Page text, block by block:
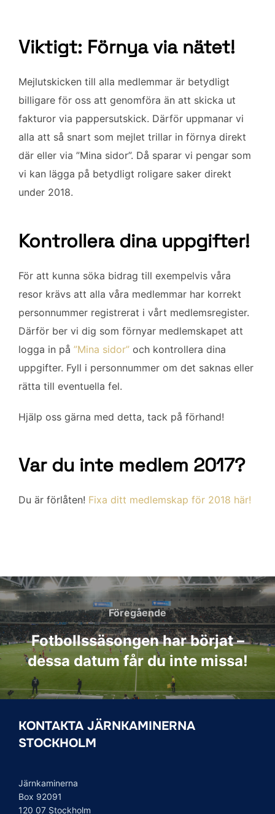
Viktigt: Förnya via nätet!
Mejlutskicken till alla medlemmar är betydligt
billigare för oss att genomföra än att skicka ut
fakturor via pappersutskick. Därför uppmanar vi
alla att så snart som mejlet trillar in förnya direkt
där eller via ”Mina sidor”. Då sparar vi pengar som
vi kan lägga på betydligt roligare saker direkt
under 2018.
Kontrollera dina uppgifter!
För att kunna söka bidrag till exempelvis våra
resor krävs att alla våra medlemmar har korrekt
personnummer registrerat i vårt medlemsregister.
Därför ber vi dig som förnyar medlemskapet att
logga in på ”Mina sidor” och kontrollera dina
uppgifter. Fyll i personnummer om det saknas eller
rätta till eventuella fel.
Hjälp oss gärna med detta, tack på förhand!
Var du inte medlem 2017?
Du är förlåten! Fixa ditt medlemskap för 2018 här!
Inläggsnavigering
Föregående
Föregående
Fotbollssäsongen har börjat –
dessa datum får du inte missa!
KONTAKTA JÄRNKAMINERNA
STOCKHOLM
Järnkaminerna
Box 92091
120 07 Stockholm